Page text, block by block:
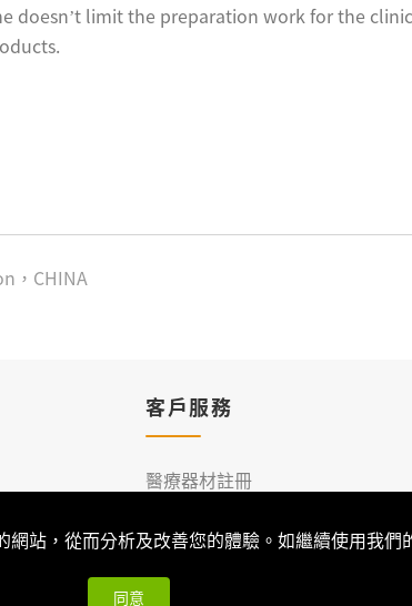
doesn’t limit the preparation work for the
，CHINA
站，從而分析及改善您的體驗。如繼續使用我們
同意
客戶服務
醫療器材註冊
臨床服務